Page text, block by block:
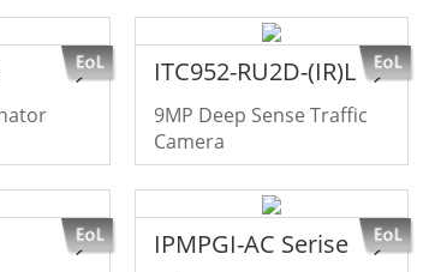
ITC952-RU2D-(IR)L
9MP Deep Sense Traffic
Camera
IPMPGI-AC Serise